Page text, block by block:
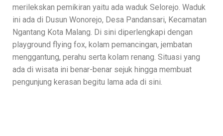
merilekskan pemikiran yaitu ada waduk Selorejo. Waduk
ini ada di Dusun Wonorejo, Desa Pandansari, Kecamatan
Ngantang Kota Malang. Di sini diperlengkapi dengan
playground flying fox, kolam pemancingan, jembatan
menggantung, perahu serta kolam renang. Situasi yang
ada di wisata ini benar-benar sejuk hingga membuat
pengunjung kerasan begitu lama ada di sini.